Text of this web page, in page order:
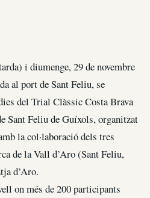
i diumenge, 29 de novembre
al port de Sant Feliu, se
del Trial Clàssic Costa Brava
Sant Feliu de Guíxols, organitzat
la col·laboració dels tres
de la Vall d’Aro (Sant Feliu,
d’Aro.
on més de 200 participants